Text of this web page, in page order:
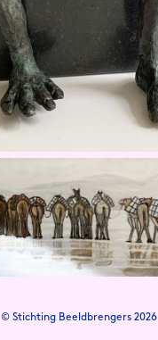
© Stichting Beeldbrengers 2026